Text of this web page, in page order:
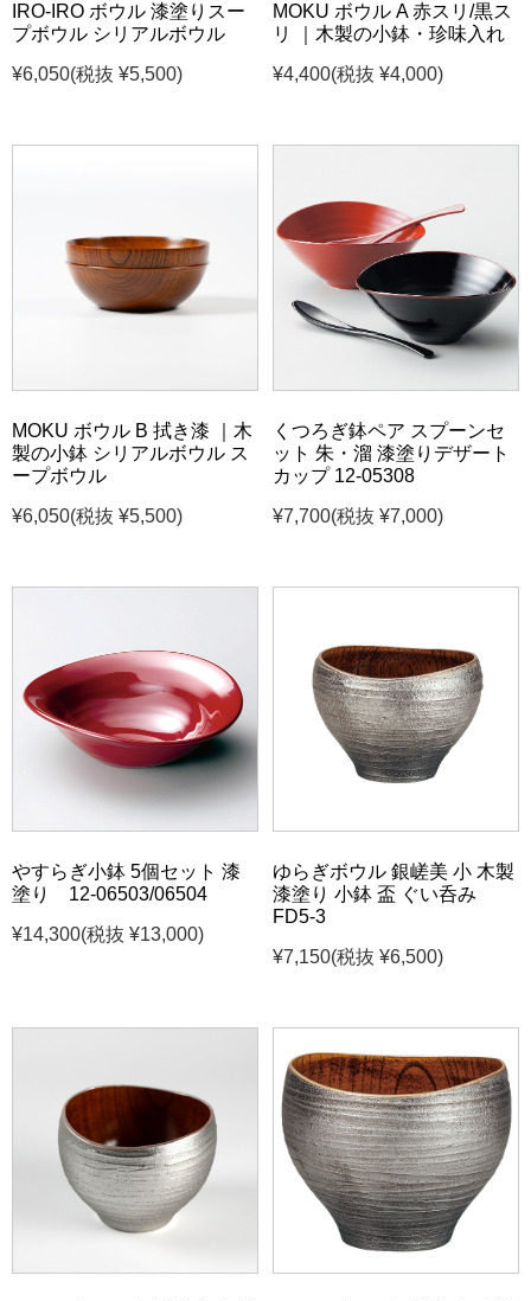
IRO-IRO ボウル 漆塗りスー
プボウル シリアルボウル
¥6,050(税抜 ¥5,500)
MOKU ボウル A 赤スリ/黒ス
リ ｜木製の小鉢・珍味入れ
¥4,400(税抜 ¥4,000)
MOKU ボウル B 拭き漆 ｜木
製の小鉢 シリアルボウル ス
ープボウル
¥6,050(税抜 ¥5,500)
くつろぎ鉢ペア スプーンセ
ット 朱・溜 漆塗りデザート
カップ 12-05308
¥7,700(税抜 ¥7,000)
やすらぎ小鉢 5個セット 漆
塗り 12-06503/06504
¥14,300(税抜 ¥13,000)
ゆらぎボウル 銀嵯美 小 木製
漆塗り 小鉢 盃 ぐい呑み
FD5-3
¥7,150(税抜 ¥6,500)